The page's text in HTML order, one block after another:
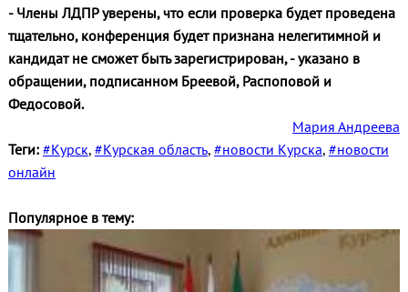
- Члены ЛДПР уверены, что если проверка будет проведена
тщательно, конференция будет признана нелегитимной и
кандидат не сможет быть зарегистрирован, - указано в
обращении, подписанном Бреевой, Распоповой и
Федосовой.
Мария Андреева
Теги: #Курск, #Курская область, #новости Курска, #новости
онлайн
Популярное в тему: